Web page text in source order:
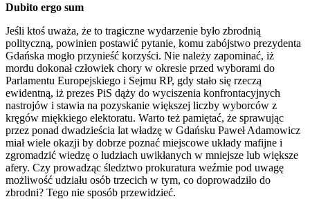
Dubito ergo sum
Jeśli ktoś uważa, że to tragiczne wydarzenie było zbrodnią
polityczną, powinien postawić pytanie, komu zabójstwo prezydenta
Gdańska mogło przynieść korzyści. Nie należy zapominać, iż
mordu dokonał człowiek chory w okresie przed wyborami do
Parlamentu Europejskiego i Sejmu RP, gdy stało się rzeczą
ewidentną, iż prezes PiS dąży do wyciszenia konfrontacyjnych
nastrojów i stawia na pozyskanie większej liczby wyborców z
kręgów miękkiego elektoratu. Warto też pamiętać, że sprawując
przez ponad dwadzieścia lat władzę w Gdańsku Paweł Adamowicz
miał wiele okazji by dobrze poznać miejscowe układy mafijne i
zgromadzić wiedzę o ludziach uwikłanych w mniejsze lub większe
afery. Czy prowadząc śledztwo prokuratura weźmie pod uwagę
możliwość udziału osób trzecich w tym, co doprowadziło do
zbrodni? Tego nie sposób przewidzieć.